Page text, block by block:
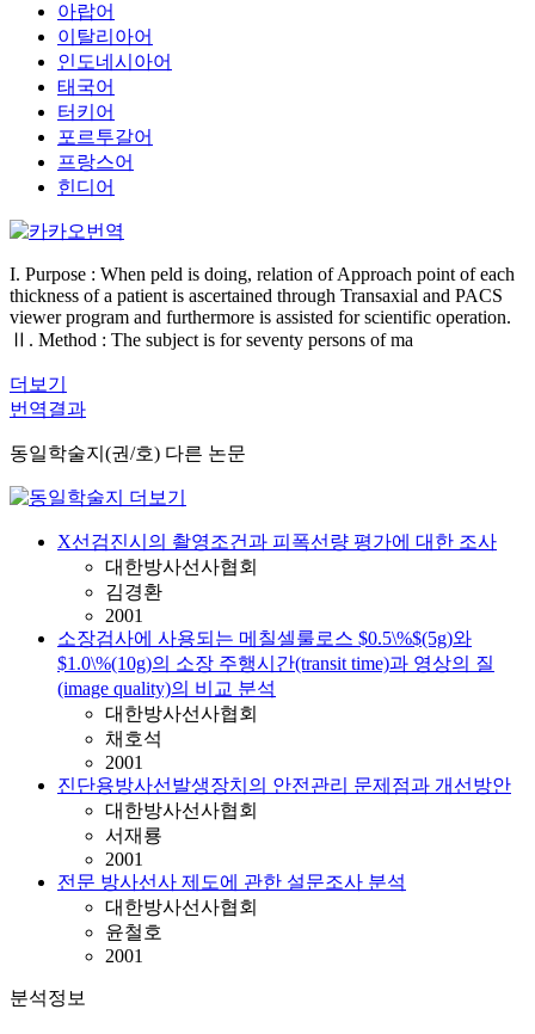
아랍어
이탈리아어
인도네시아어
태국어
터키어
포르투갈어
프랑스어
힌디어
I. Purpose : When peld is doing, relation of Approach point of each
thickness of a patient is ascertained through Transaxial and PACS
viewer program and furthermore is assisted for scientific operation.
Ⅱ. Method : The subject is for seventy persons of ma
더보기
번역결과
동일학술지(권/호) 다른 논문
X선검진시의 촬영조건과 피폭선량 평가에 대한 조사
대한방사선사협회
김경환
2001
소장검사에 사용되는 메칠셀룰로스 $0.5\%$(5g)와
$1.0\%(10g)의 소장 주행시간(transit time)과 영상의 질
(image quality)의 비교 분석
대한방사선사협회
채호석
2001
진단용방사선발생장치의 안전관리 문제점과 개선방안
대한방사선사협회
서재룡
2001
전문 방사선사 제도에 관한 설문조사 분석
대한방사선사협회
윤철호
2001
분석정보